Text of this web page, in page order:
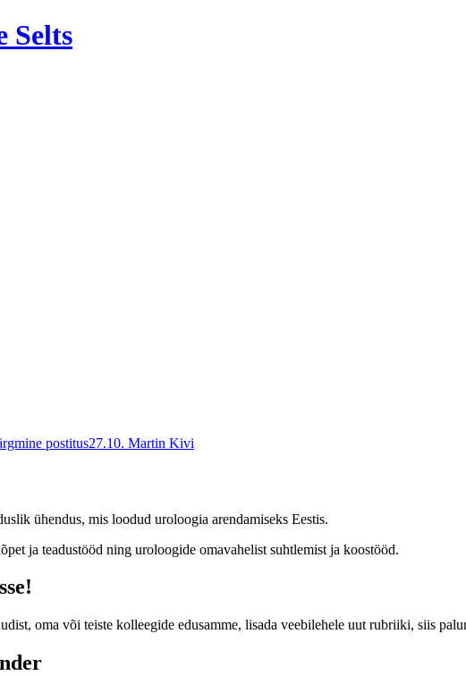
postitus27.10. Martin Kivi
ühendus, mis loodud uroloogia arendamiseks Eestis.
ja teadustööd ning uroloogide omavahelist suhtlemist ja koostööd.
oma või teiste kolleegide edusamme, lisada veebilehele uut rubriiki, siis